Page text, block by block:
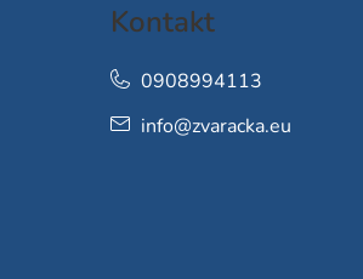
Kontakt
info@zvaracka.eu
0908994113